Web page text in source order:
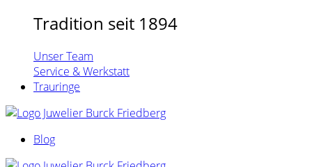
Tradition seit 1894
Unser Team
Service & Werkstatt
Trauringe
Blog